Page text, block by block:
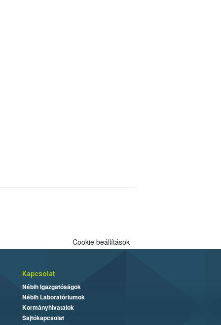
Cookie beállítások
Kapcsolat
Nébih Igazgatóságok
Nébih Laboratóriumok
Kormányhivatalok
Sajtókapcsolat